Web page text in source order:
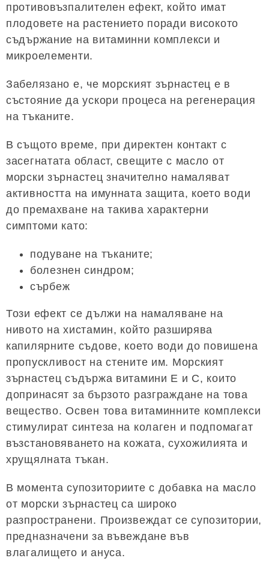
противовъзпалителен ефект, който имат
плодовете на растението поради високото
съдържание на витаминни комплекси и
микроелементи.
Забелязано е, че морският зърнастец е в
състояние да ускори процеса на регенерация
на тъканите.
В същото време, при директен контакт с
засегнатата област, свещите с масло от
морски зърнастец значително намаляват
активността на имунната защита, което води
до премахване на такива характерни
симптоми като:
подуване на тъканите;
болезнен синдром;
сърбеж
Този ефект се дължи на намаляване на
нивото на хистамин, който разширява
капилярните съдове, което води до повишена
пропускливост на стените им. Морският
зърнастец съдържа витамини Е и С, които
допринасят за бързото разграждане на това
вещество. Освен това витаминните комплекси
стимулират синтеза на колаген и подпомагат
възстановяването на кожата, сухожилията и
хрущялната тъкан.
В момента супозиториите с добавка на масло
от морски зърнастец са широко
разпространени. Произвеждат се супозитории,
предназначени за въвеждане във
влагалището и ануса.